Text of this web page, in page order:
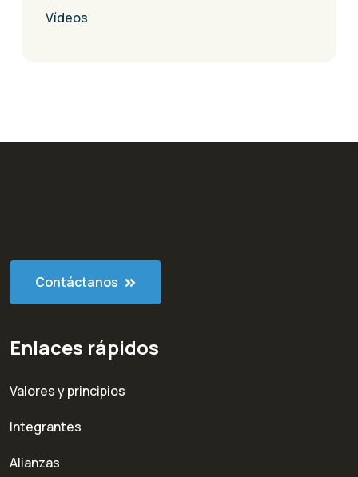
Vídeos
Contáctanos
Enlaces rápidos
Valores y principios
Integrantes
Alianzas